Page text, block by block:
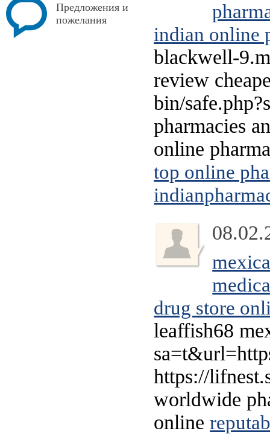
Предложения и
пожелания
indian online
blackwell-
review
bin/
pharmacies
online
top online
drug store
leaffish68
https://
worldwide
online